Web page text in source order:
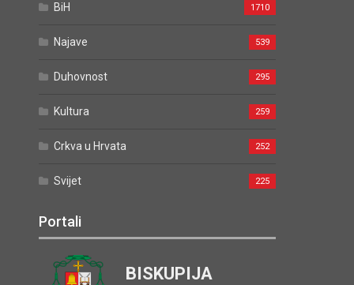
BiH 1710
Najave 539
Duhovnost 295
Kultura 259
Crkva u Hrvata 252
Svijet 225
Portali
BISKUPIJA